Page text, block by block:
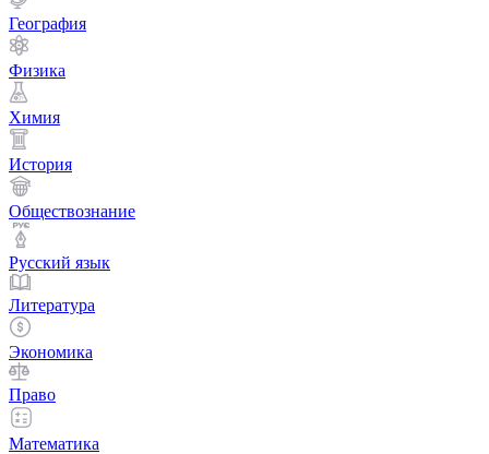
География
Физика
Химия
История
Обществознание
Русский язык
Литература
Экономика
Право
Математика